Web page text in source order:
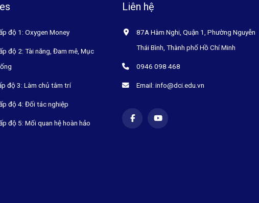
độ 1: Oxygen Money
độ 2: Tài năng, Đam mê, Mục
độ 3: Làm chủ tâm trí
độ 4: Đối tác nghiệp
độ 5: Mối quan hệ hoàn hảo
Liên hệ
87A Hàm Nghi, Quận 1, Phường Nguyễn
Thái Bình, Thành phố Hồ Chí Minh
0946 098 468
Email: info@dci.edu.vn